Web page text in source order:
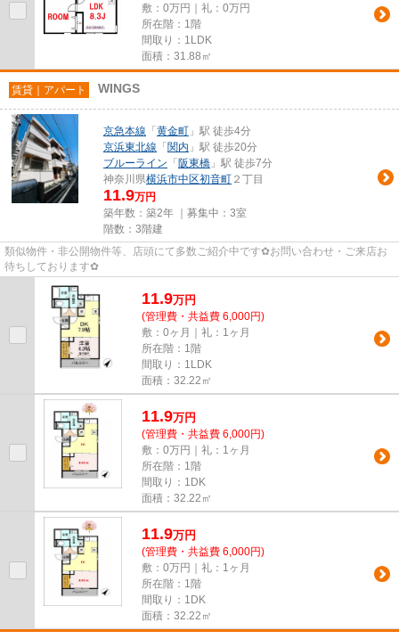
敷：0万円｜礼：0万円
所在階：1階
間取り：1LDK
面積：31.88㎡
賃貸｜アパート WINGS
京急本線 「 黄金町 」駅 徒歩4分
京浜東北線 「 関内 」駅 徒歩20分
ブルーライン 「 阪東橋 」駅 徒歩7分
神奈川県横浜市中区初音町 ２丁目
11.9万円
築年数：築2年 ｜募集中： 3室
階数：3階建
類似物件・非公開物件等、店頭にて多数ご紹介中です✿お問い合わせ・ご来店お
待ちしております✿
11.9万円
(管理費・共益費 6,000円)
敷：0ヶ月｜礼：1ヶ月
所在階：1階
間取り：1LDK
面積：32.22㎡
11.9万円
(管理費・共益費 6,000円)
敷：0万円｜礼：1ヶ月
所在階：1階
間取り：1DK
面積：32.22㎡
11.9万円
(管理費・共益費 6,000円)
敷：0万円｜礼：1ヶ月
所在階：1階
間取り：1DK
面積：32.22㎡